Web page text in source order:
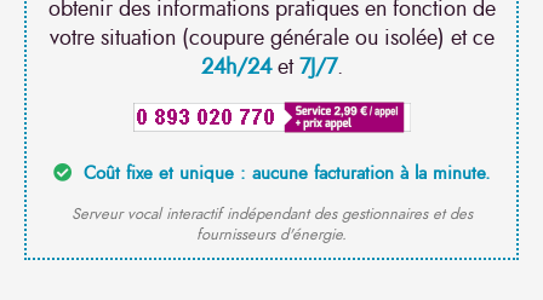
obtenir des informations pratiques en fonction de
votre situation (coupure générale ou isolée) et ce
24h/24et7J/7.
Coût fixe et unique : aucune facturation à la minute.
Serveur vocal interactif indépendant des gestionnaires et des
fournisseurs d'énergie.